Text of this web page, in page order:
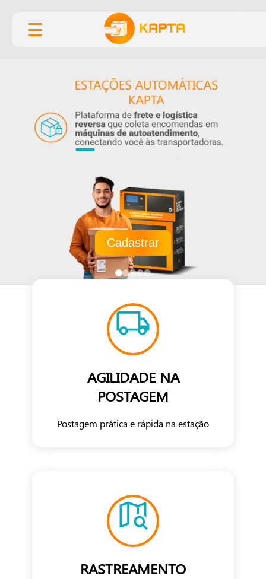
☰
Cadastrar
AGILIDADE NA
POSTAGEM
Postagem prática e rápida na estação
RASTREAMENTO